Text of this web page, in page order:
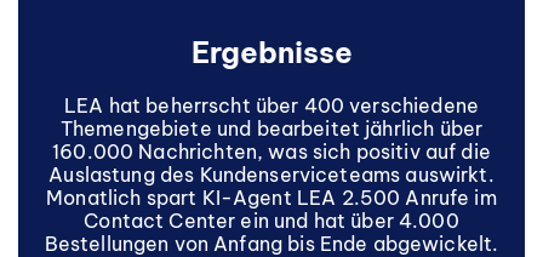
Ergebnisse
LEA hat beherrscht über 400 verschiedene
Themengebiete und bearbeitet jährlich über
160.000 Nachrichten, was sich positiv auf die
Auslastung des Kundenserviceteams auswirkt.
Monatlich spart KI-Agent LEA 2.500 Anrufe im
Contact Center ein und hat über 4.000
Bestellungen von Anfang bis Ende abgewickelt.